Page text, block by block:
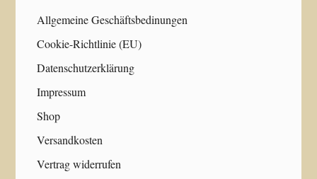
Allgemeine Geschäftsbedinungen
Cookie-Richtlinie (EU)
Datenschutzerklärung
Impressum
Shop
Versandkosten
Vertrag widerrufen